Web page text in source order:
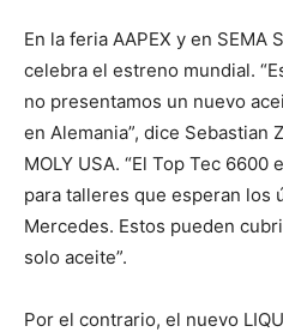
En la feria AAPEX y en SEMA
celebra el estreno mundial.
no presentamos un nuevo
en Alemania”, dice Sebastian
MOLY USA. “El Top Tec
para talleres que esperan los
Mercedes. Estos pueden
solo aceite”.
Por el contrario, el nuevo